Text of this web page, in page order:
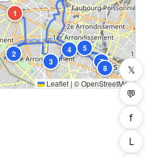
1
2
3
4 5
7
8
Leaflet |©OpenStreetMap
𝕏
💬
f
L